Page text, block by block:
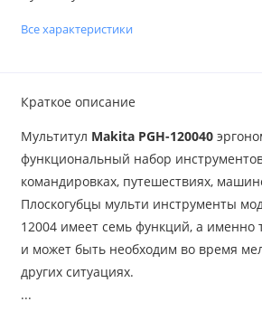
Все характеристики
Краткое описание
Мультитул Makita PGH-120040
функциональный набор
командировках, путешествиях,
Плоскогубцы мульти инструменты
12004 имеет семь функций, а именно
и может быть необходим во время
других ситуациях.
...